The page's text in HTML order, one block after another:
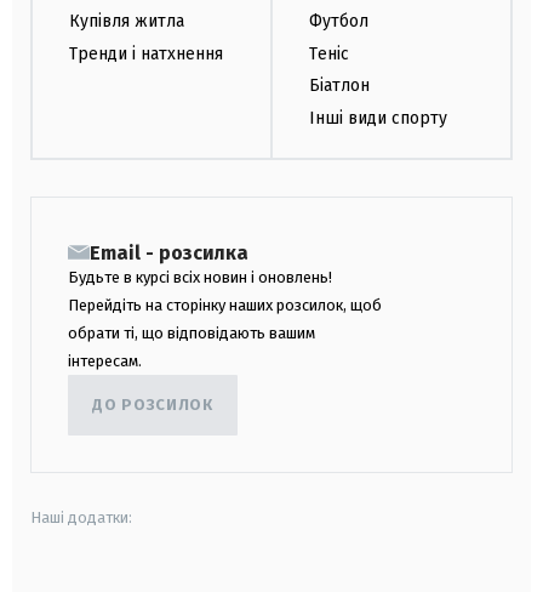
Купівля житла
Тренди і натхнення
Футбол
Теніс
Біатлон
Інші види спорту
Email - розсилка
Будьте в курсі всіх новин і оновлень!
Перейдіть на сторінку наших розсилок, щоб
обрати ті, що відповідають вашим
інтересам.
ДО РОЗСИЛОК
Наші додатки: